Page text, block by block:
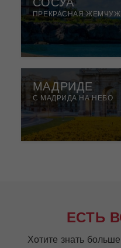
СОСУА
ПРЕКРАСНАЯ
МАДРИДЕ
С МАДРИДА НА НЕБО
ЕСТЬ
Хотите знать